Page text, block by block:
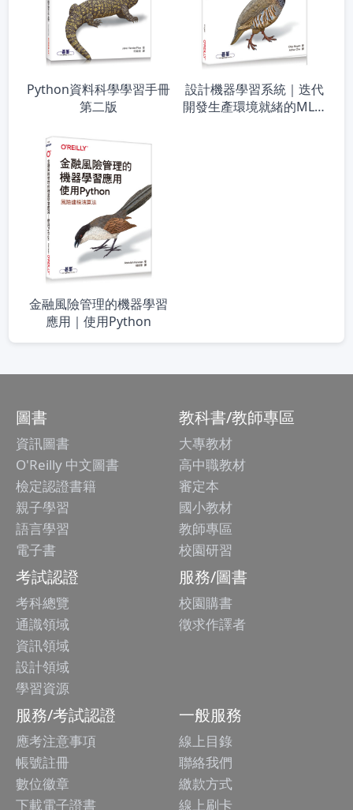
Python資料科學學習手冊
第二版
設計機器學習系統｜迭代
開發生產環境就緒的ML程
金融風險管理的機器學習
應用｜使用Python
圖書
資訊圖書
O'Reilly 中文圖書
檢定認證書籍
親子學習
語言學習
電子書
教科書/教師專區
大專教材
高中職教材
審定本
國小教材
教師專區
校園研習
考試認證
考科總覽
通識領域
資訊領域
設計領域
學習資源
服務/圖書
校園購書
徵求作譯者
服務/考試認證
應考注意事項
帳號註冊
數位徽章
下載電子證書
一般服務
線上目錄
聯絡我們
繳款方式
線上刷卡